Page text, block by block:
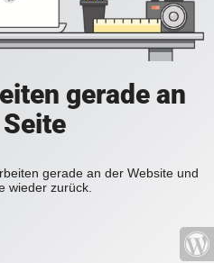
gerade an
gerade an der Website und
wieder zurück.